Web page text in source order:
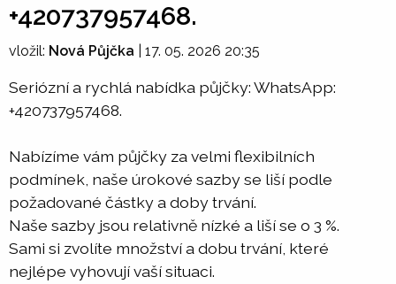
+420737957468.
vložil: Nová Půjčka 17. 05. 2026 20:35
Seriózní a rychlá nabídka půjčky: WhatsApp:
+420737957468.
Nabízíme vám půjčky za velmi flexibilních
podmínek, naše úrokové sazby se liší podle
požadované částky a doby trvání.
Naše sazby jsou relativně nízké a liší se o 3 %.
Sami si zvolíte množství a dobu trvání, které
nejlépe vyhovují vaší situaci.